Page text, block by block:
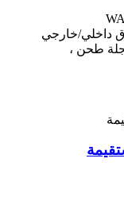
داخلي/خارجي
طحن ،